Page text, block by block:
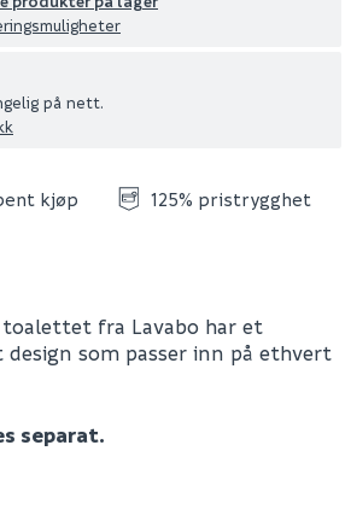
på nett.
kjøp 125% pristrygghet
fra Lavabo har et
som passer inn på ethvert
separat.